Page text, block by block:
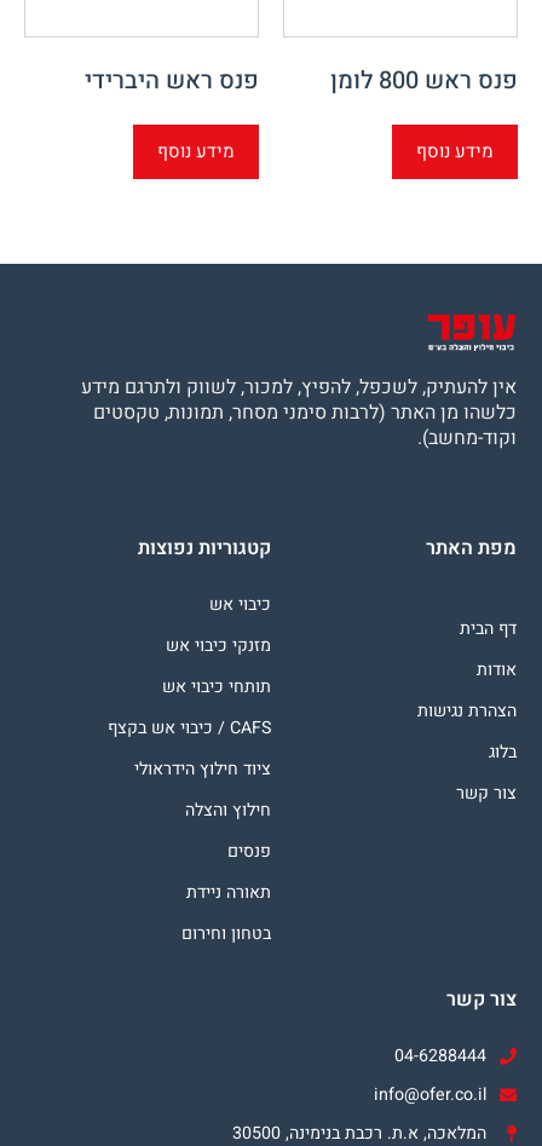
פנס ראש 800 לומן
מידע נוסף
פנס ראש היברידי
מידע נוסף
אין להעתיק, לשכפל, להפיץ, למכור, לשווק ולתרגם מידע
כלשהו מן האתר (לרבות סימני מסחר, תמונות, טקסטים
וקוד-מחשב).
מפת האתר
דף הבית
אודות
הצהרת נגישות
בלוג
צור קשר
קטגוריות נפוצות
כיבוי אש
מזנקי כיבוי אש
תותחי כיבוי אש
CAFS / כיבוי אש בקצף
ציוד חילוץ הידראולי
חילוץ והצלה
פנסים
תאורה ניידת
בטחון וחירום
צור קשר
04-6288444
info@ofer.co.il
המלאכה, א.ת. רכבת בנימינה, 30500